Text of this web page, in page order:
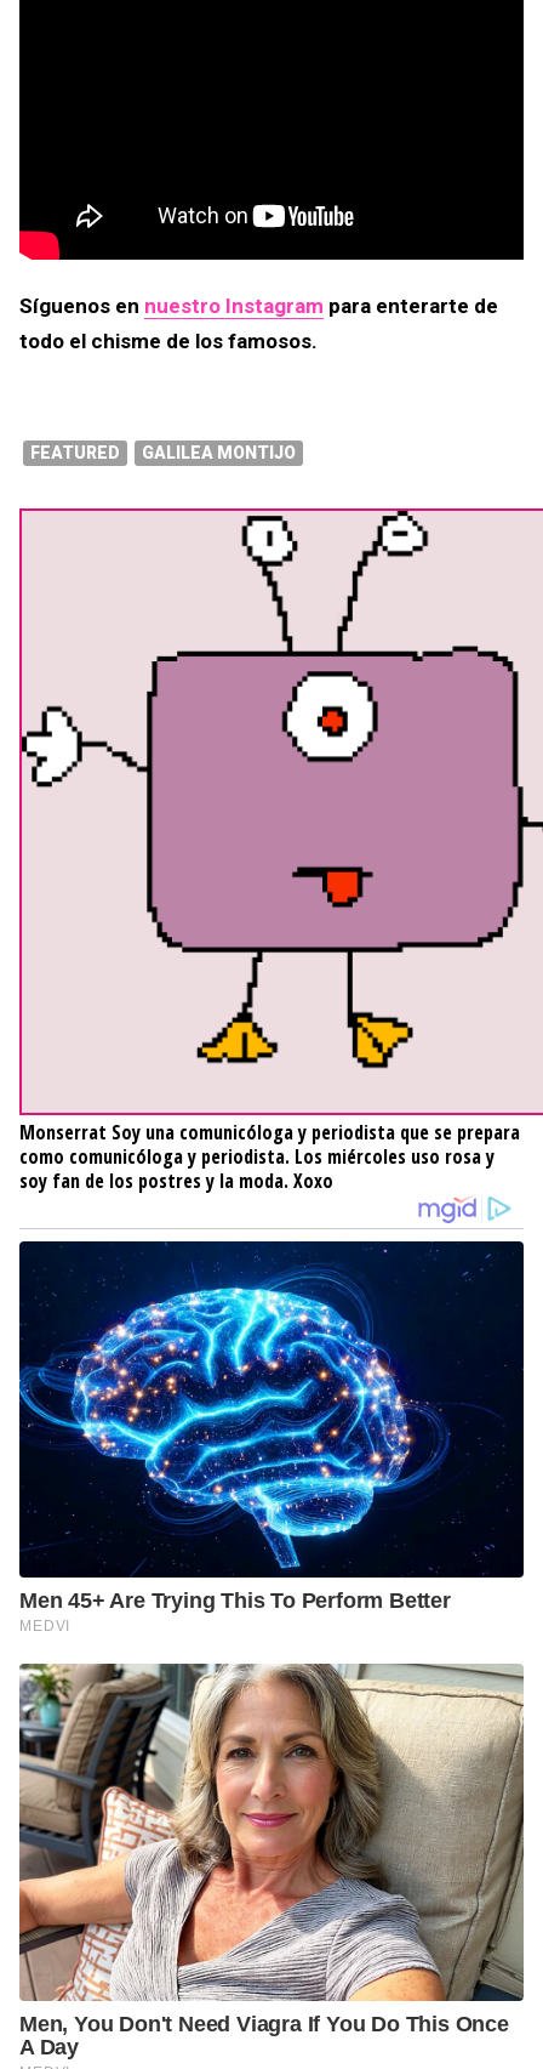
Síguenos en nuestro Instagram para enterarte de
todo el chisme de los famosos.
FEATURED GALILEA MONTIJO
Monserrat Soy una comunicóloga y periodista que se prepara
como comunicóloga y periodista. Los miércoles uso rosa y
soy fan de los postres y la moda. Xoxo